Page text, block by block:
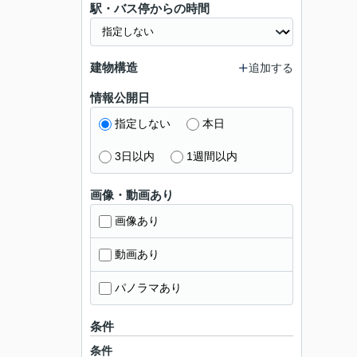
駅・バス停からの時間
建物構造 追加する
情報公開日
指定しない 本日
3日以内 1週間以内
画像・動画あり
画像あり
動画あり
パノラマあり
条件
条件